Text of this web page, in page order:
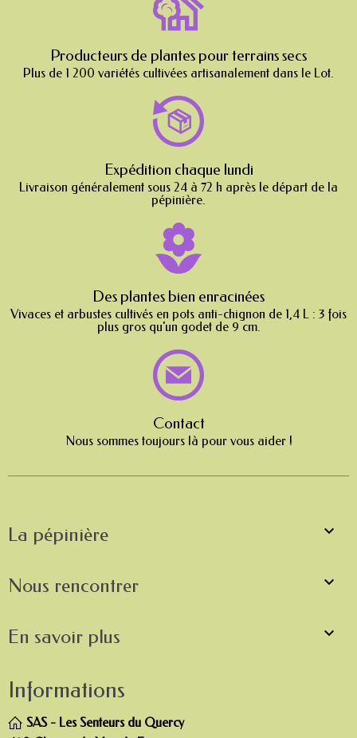
Producteurs de plantes pour terrains secs
Plus de 1 200 variétés cultivées artisanalement dans le Lot.
Expédition chaque lundi
Livraison généralement sous 24 à 72 h après le départ de la
pépinière.
Des plantes bien enracinées
Vivaces et arbustes cultivés en pots anti-chignon de 1,4 L : 3 fois
plus gros qu'un godet de 9 cm.
Contact
Nous sommes toujours là pour vous aider !
La pépinière 
Nous rencontrer 
En savoir plus 
Informations
SAS - Les Senteurs du Quercy